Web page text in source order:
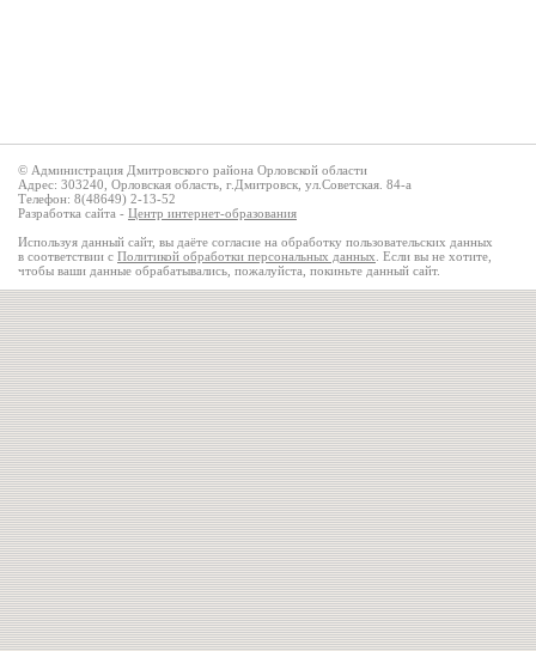
© Администрация Дмитровского района Орловской области
Адрес: 303240, Орловская область, г.Дмитровск, ул.Советская. 84-а
Телефон: 8(48649) 2-13-52
Разработка сайта - Центр интернет-образования
Используя данный сайт, вы даёте согласие на обработку пользовательских данных
в соответствии с Политикой обработки персональных данных . Если вы не хотите,
чтобы ваши данные обрабатывались, пожалуйста, покиньте данный сайт.